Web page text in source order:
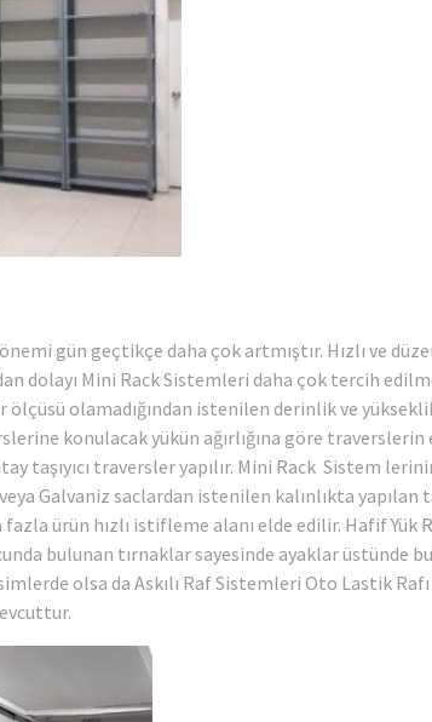
önemi gün geçtikçe daha çok artmıştır. Hızlı ve
dolayı Mini Rack Sistemleri daha çok tercih
olamadığından istenilen derinlik ve
konulacak yükün ağırlığına göre traverslerin
traversler yapılır. Mini Rack Sistem lerinin
Galvaniz saclardan istenilen kalınlıkta
ürün hızlı istifleme alanı elde edilir. Hafif Yük
bulunan tırnaklar sayesinde ayaklar üstünde
olsa da Askılı Raf Sistemleri Oto Lastik